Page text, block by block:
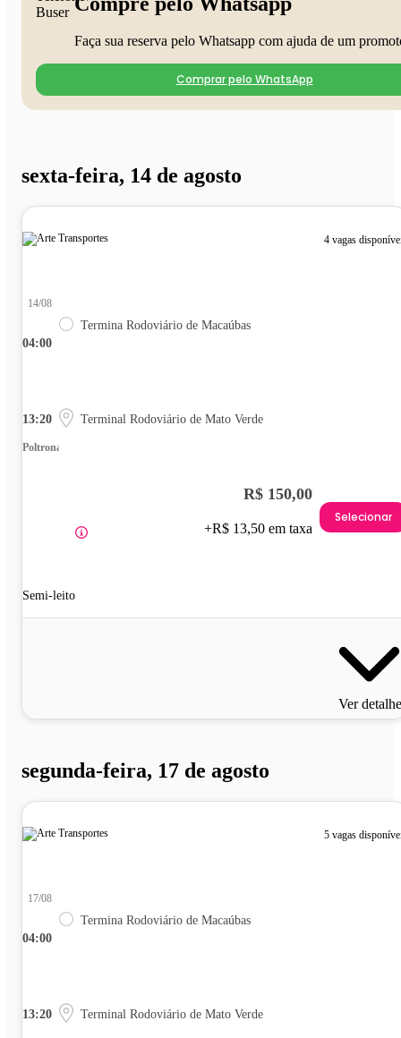
Faça sua reserva pelo Whatsapp com ajuda de um
Comprar pelo WhatsApp
sexta-feira, 14 de agosto
4 vagas
04:00
14/08
Termina Rodoviário de Macaúbas
13:20 Terminal Rodoviário de Mato Verde
Poltrona
Semi-leito
R$ 150,00
+R$ 13,50 em taxa
Selecionar
Ver
segunda-feira, 17 de agosto
5 vagas
04:00
17/08
Termina Rodoviário de Macaúbas
13:20 Terminal Rodoviário de Mato Verde